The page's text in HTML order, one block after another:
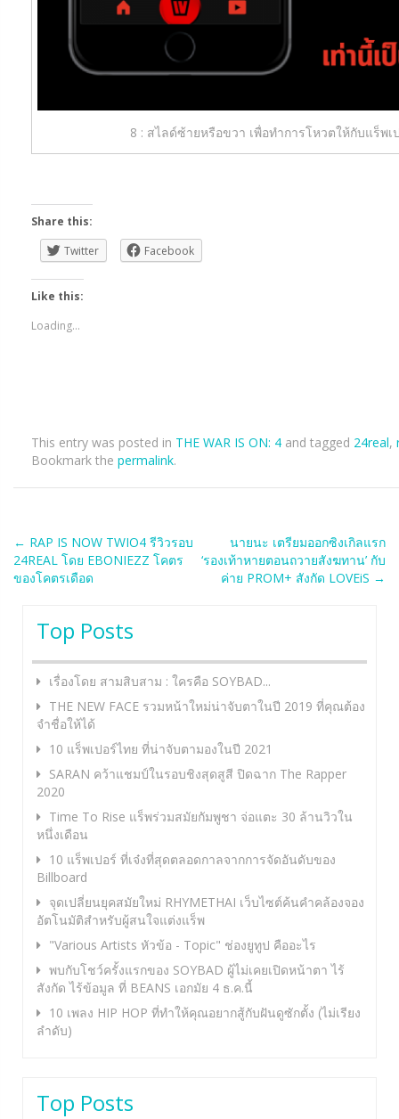
8 : สไลด์ซ้ายหรือขวา เพื่อทำการโหวตให้กับแร็พ
Share this:
Twitter
Facebook
Like this:
Loading...
This entry was posted in THE WAR IS ON: 4 and tagged 24real,
Bookmark the permalink.
Post
navigation
← RAP IS NOW TWIO4 รีวิวรอบ
24REAL โดย EBONIEZZ โคตร
ของโคตรเดือด
นายนะ เตรียมออกซิงเกิลแรก
‘รองเท้าหายตอนถวายสังฆทาน’ กับ
ค่าย PROM+ สังกัด LOVEiS →
Top Posts
เรื่องโดย สามสิบสาม : ใครคือ SOYBAD...
THE NEW FACE รวมหน้าใหม่น่าจับตาในปี 2019 ที่คุณต้อง
จำชื่อให้ได้
10 แร็พเปอร์ไทย ที่น่าจับตามองในปี 2021
SARAN คว้าแชมป์ในรอบชิงสุดสูสี ปิดฉาก The Rapper
2020
Time To Rise แร็พร่วมสมัยกัมพูชา จ่อแตะ 30 ล้านวิวใน
หนึ่งเดือน
10 แร็พเปอร์ ที่เจ๋งที่สุดตลอดกาลจากการจัดอันดับของ
Billboard
จุดเปลี่ยนยุคสมัยใหม่ RHYMETHAI เว็บไซต์ค้นคำคล้องจอง
อัตโนมัติสำหรับผู้สนใจแต่งแร็พ
"Various Artists หัวข้อ - Topic" ช่องยูทูป คืออะไร
พบกับโชว์ครั้งแรกของ SOYBAD ผู้ไม่เคยเปิดหน้าตา ไร้
สังกัด ไร้ข้อมูล ที่ BEANS เอกมัย 4 ธ.ค.นี้
10 เพลง HIP HOP ที่ทำให้คุณอยากสู้กับฝันดูซักตั้ง (ไม่เรียง
ลำดับ)
Top Posts